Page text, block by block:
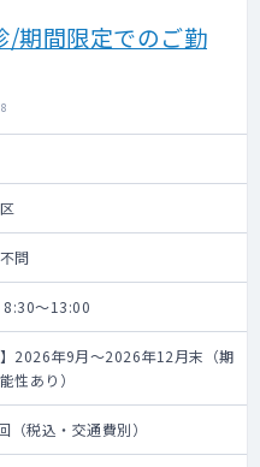
期間限定でのご勤
問
8:30～13:00
】2026年9月～2026年12月末（期
性あり）
税込・交通費別）